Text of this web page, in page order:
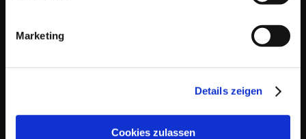
Marketing
Details zeigen
Cookies zulassen
olf_friedrich@freenet.de